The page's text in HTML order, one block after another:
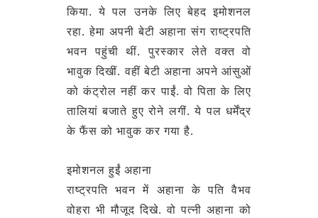
किया. ये पल उनके लिए बेहद इमोशनल
रहा. हेमा अपनी बेटी अहाना संग राष्ट्रपति
भवन पहुंची थीं. पुरस्कार लेते वक्त वो
भावुक दिखीं. वहीं बेटी अहाना अपने आंसुओं
को कंट्रोल नहीं कर पाईं. वो पिता के लिए
तालियां बजाते हुए रोने लगीं. ये पल धर्मेंद्र
के फैंस को भावुक कर गया है.
इमोशनल हुईं अहाना
राष्ट्रपति भवन में अहाना के पति वैभव
वोहरा भी मौजूद दिखे. वो पत्नी अहाना को